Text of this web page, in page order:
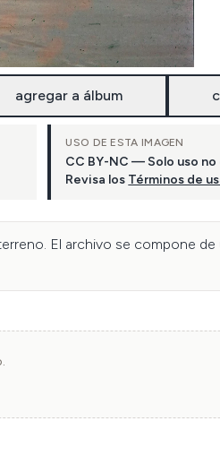
agregar a álbum
USO DE ESTA IMAGEN
CC BY-NC — Solo uso
Revisa los Términos de
El archivo se compone de